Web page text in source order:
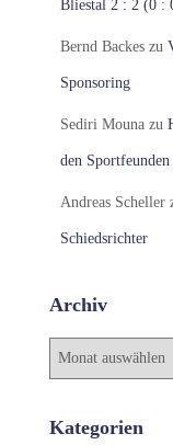
Bliestal 2 : 2 (0 :
Bernd Backes zu
Sponsoring
Sediri Mouna zu
den
Andreas Scheller
Schiedsrichter
Archiv
A
h
Kategorien